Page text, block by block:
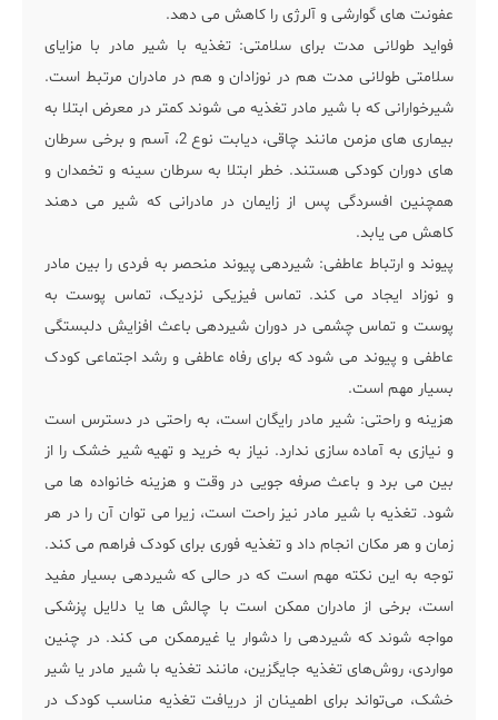
عفونت های گوارشی و آلرژی را کاهش می دهد.
فواید طولانی مدت برای سلامتی: تغذیه با شیر مادر با مزایای
سلامتی طولانی مدت هم در نوزادان و هم در مادران مرتبط است.
شیرخوارانی که با شیر مادر تغذیه می شوند کمتر در معرض ابتلا به
بیماری های مزمن مانند چاقی، دیابت نوع 2، آسم و برخی سرطان
های دوران کودکی هستند. خطر ابتلا به سرطان سینه و تخمدان و
همچنین افسردگی پس از زایمان در مادرانی که شیر می دهند
کاهش می یابد.
پیوند و ارتباط عاطفی: شیردهی پیوند منحصر به فردی را بین مادر
و نوزاد ایجاد می کند. تماس فیزیکی نزدیک، تماس پوست به
پوست و تماس چشمی در دوران شیردهی باعث افزایش دلبستگی
عاطفی و پیوند می شود که برای رفاه عاطفی و رشد اجتماعی کودک
بسیار مهم است.
هزینه و راحتی: شیر مادر رایگان است، به راحتی در دسترس است
و نیازی به آماده سازی ندارد. نیاز به خرید و تهیه شیر خشک را از
بین می برد و باعث صرفه جویی در وقت و هزینه خانواده ها می
شود. تغذیه با شیر مادر نیز راحت است، زیرا می توان آن را در هر
زمان و هر مکان انجام داد و تغذیه فوری برای کودک فراهم می کند.
توجه به این نکته مهم است که در حالی که شیردهی بسیار مفید
است، برخی از مادران ممکن است با چالش ها یا دلایل پزشکی
مواجه شوند که شیردهی را دشوار یا غیرممکن می کند. در چنین
مواردی، روش‌های تغذیه جایگزین، مانند تغذیه با شیر مادر یا شیر
خشک، می‌تواند برای اطمینان از دریافت تغذیه مناسب کودک در